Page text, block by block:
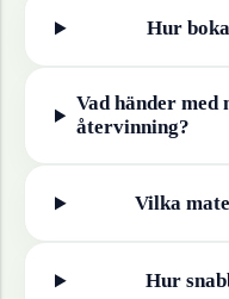
Hur
Vad händer
återvinning?
Vilka
Hur